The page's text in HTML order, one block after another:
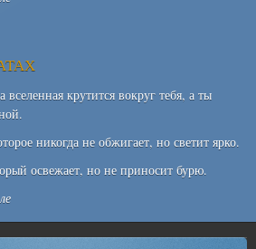
вселенная крутится вокруг тебя, а ты
никогда не обжигает, но светит ярко.
освежает, но не приносит бурю.